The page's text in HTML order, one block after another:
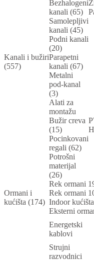
Kanali i bužiri
(557)
Bezhalogeni
kanali (65)
Samolepljivi
kanali (45)
Podni kanali
(20)
Parapetni
kanali (67)
Metalni
pod-kanal
(3)
Alati za
montažu
Bužir creva
(15)
Pocinkovani
regali (62)
Potrošni
materijal
(26)
Ormani i
kućišta (174)
Rek ormani
Rek ormani
Indoor
Eksterni
Energetski
kablovi
Strujni
razvodnici